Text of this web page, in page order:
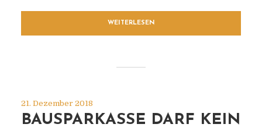
WEITERLESEN
21. Dezember 2018
BAUSPARKASSE DARF KEIN